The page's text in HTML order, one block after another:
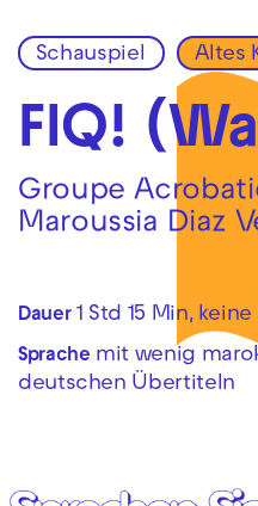
Zur Hauptnavigation
Zum Hauptinhalt
Schauspiel Altes
FIQ!
Groupe
Maroussia Diaz
Dauer 1 Std 15 Min, keine
Sprache mit wenig
deutschen Übertiteln